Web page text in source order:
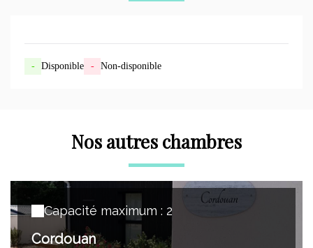
- Disponible - Non-disponible
Nos autres chambres
Capacité maximum : 2
Cordouan